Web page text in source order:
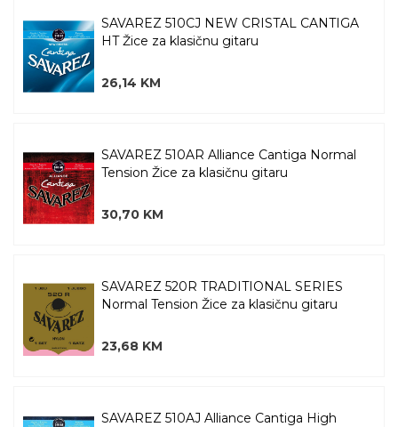
SAVAREZ 510CJ NEW CRISTAL CANTIGA
HT Žice za klasičnu gitaru
26,14 KM
SAVAREZ 510AR Alliance Cantiga Normal
Tension Žice za klasičnu gitaru
30,70 KM
SAVAREZ 520R TRADITIONAL SERIES
Normal Tension Žice za klasičnu gitaru
23,68 KM
SAVAREZ 510AJ Alliance Cantiga High